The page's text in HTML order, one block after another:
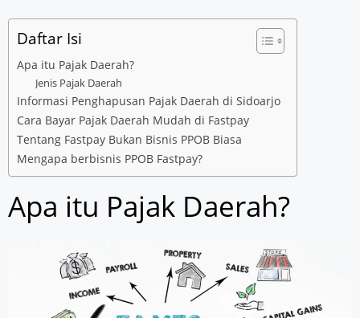
Daftar Isi
Apa itu Pajak Daerah?
Jenis Pajak Daerah
Informasi Penghapusan Pajak Daerah di Sidoarjo
Cara Bayar Pajak Daerah Mudah di Fastpay
Tentang Fastpay Bukan Bisnis PPOB Biasa
Mengapa berbisnis PPOB Fastpay?
Apa itu Pajak Daerah?